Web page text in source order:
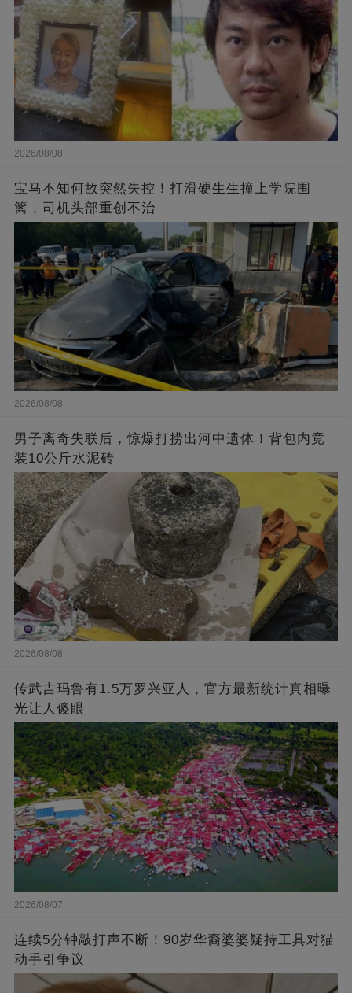
2026/08/08
宝马不知何故突然失控！打滑硬生生撞上学院围
篱，司机头部重创不治
2026/08/08
男子离奇失联后，惊爆打捞出河中遗体！背包内竟
装10公斤水泥砖
2026/08/08
传武吉玛鲁有1.5万罗兴亚人，官方最新统计真相曝
光让人傻眼
2026/08/07
连续5分钟敲打声不断！90岁华裔婆婆疑持工具对猫
动手引争议